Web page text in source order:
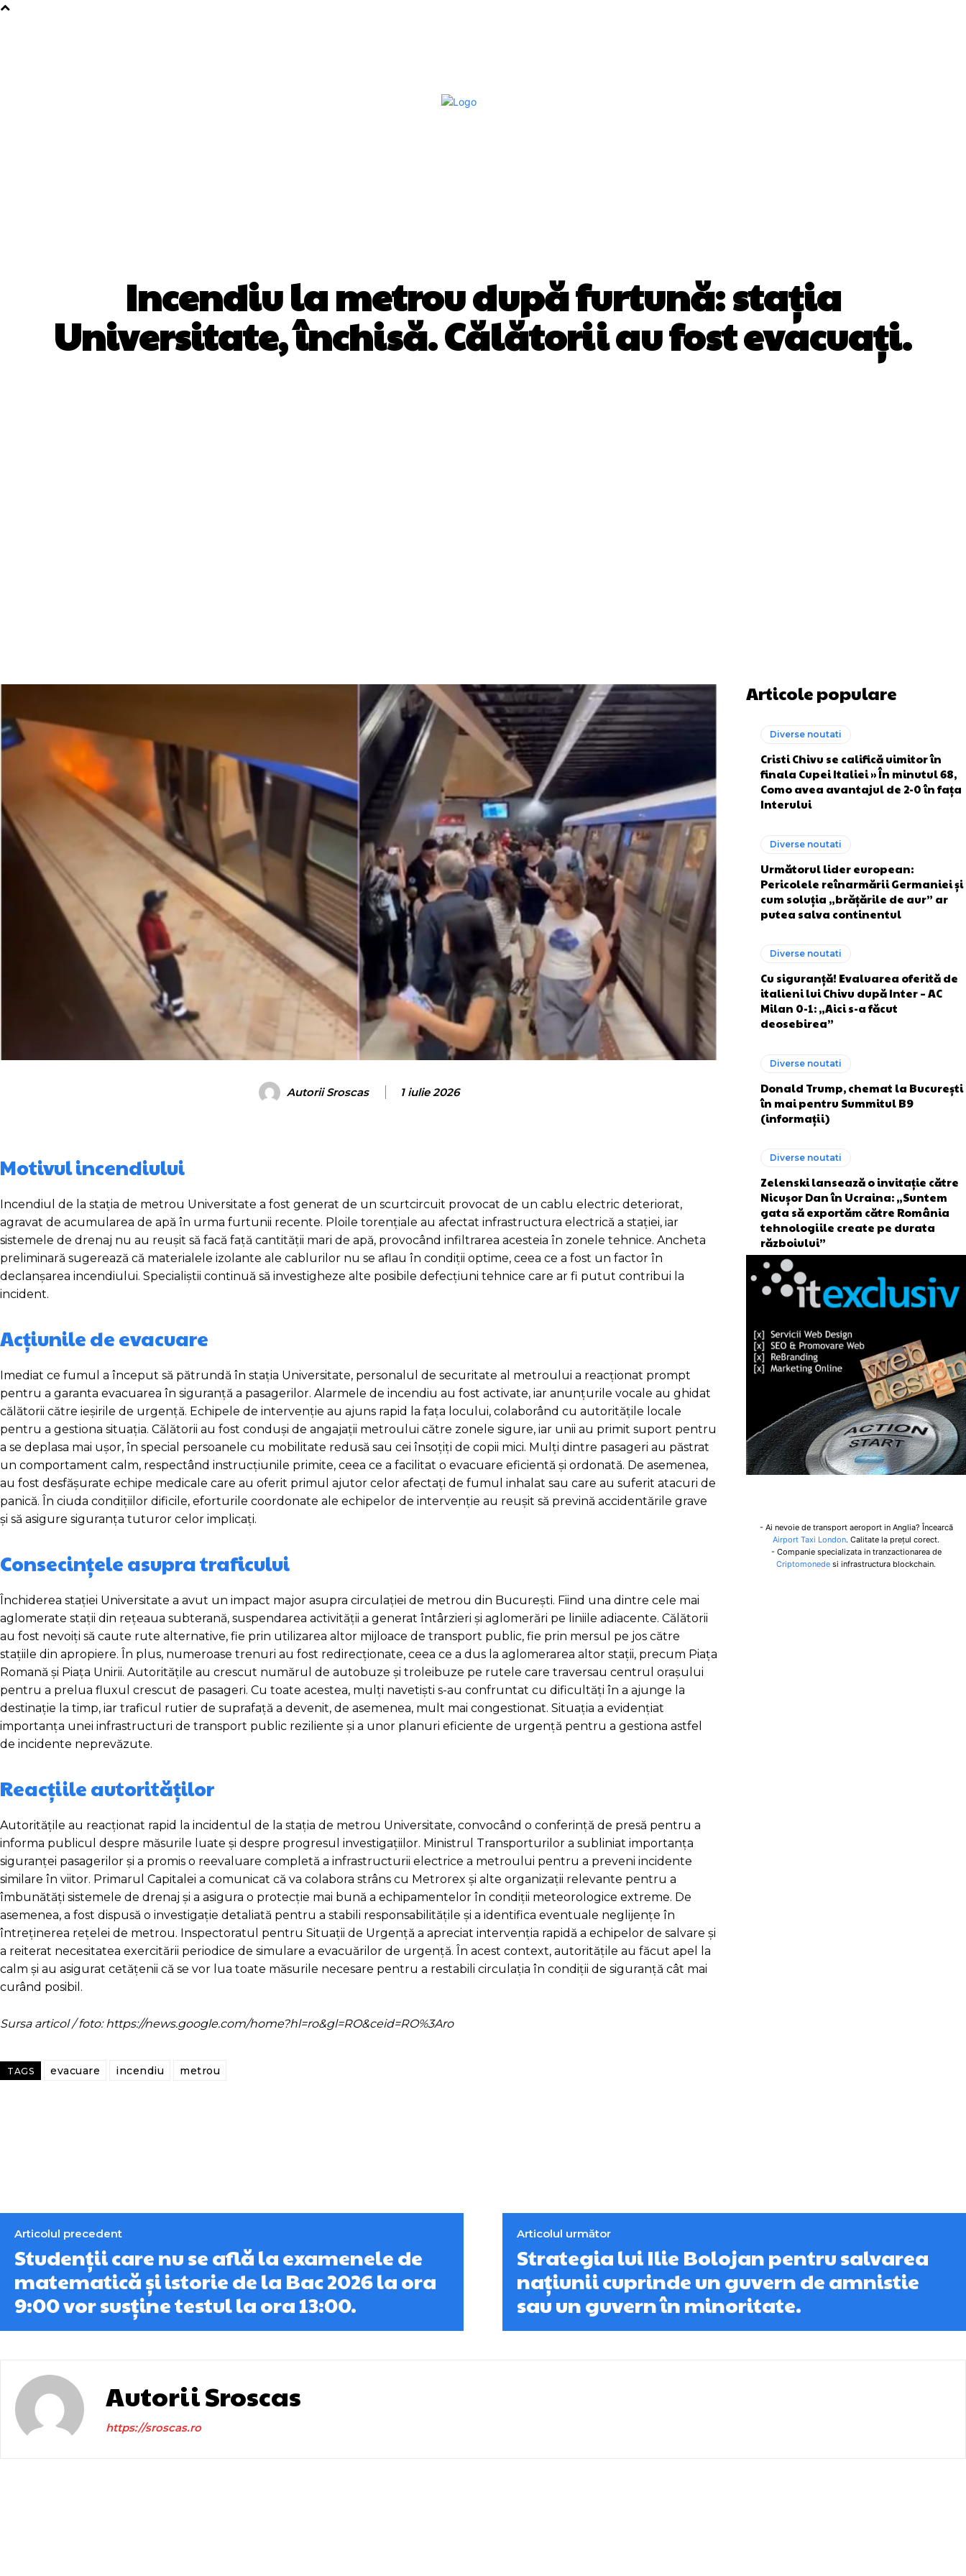
Incendiu la metrou după furtună: stația
Universitate, închisă. Călătorii au fost evacuați.
Autorii Sroscas 1 iulie 2026
Motivul incendiului
Incendiul de la stația de metrou Universitate a fost generat de un scurtcircuit provocat de un cablu electric deteriorat,
agravat de acumularea de apă în urma furtunii recente. Ploile torențiale au afectat infrastructura electrică a stației, iar
sistemele de drenaj nu au reușit să facă față cantității mari de apă, provocând infiltrarea acesteia în zonele tehnice. Ancheta
preliminară sugerează că materialele izolante ale cablurilor nu se aflau în condiții optime, ceea ce a fost un factor în
declanșarea incendiului. Specialiștii continuă să investigheze alte posibile defecțiuni tehnice care ar fi putut contribui la
incident.
Acțiunile de evacuare
Imediat ce fumul a început să pătrundă în stația Universitate, personalul de securitate al metroului a reacționat prompt
pentru a garanta evacuarea în siguranță a pasagerilor. Alarmele de incendiu au fost activate, iar anunțurile vocale au ghidat
călătorii către ieșirile de urgență. Echipele de intervenție au ajuns rapid la fața locului, colaborând cu autoritățile locale
pentru a gestiona situația. Călătorii au fost conduși de angajații metroului către zonele sigure, iar unii au primit suport pentru
a se deplasa mai ușor, în special persoanele cu mobilitate redusă sau cei însoțiți de copii mici. Mulți dintre pasageri au păstrat
un comportament calm, respectând instrucțiunile primite, ceea ce a facilitat o evacuare eficientă și ordonată. De asemenea,
au fost desfășurate echipe medicale care au oferit primul ajutor celor afectați de fumul inhalat sau care au suferit atacuri de
panică. În ciuda condițiilor dificile, eforturile coordonate ale echipelor de intervenție au reușit să prevină accidentările grave
și să asigure siguranța tuturor celor implicați.
Consecințele asupra traficului
Închiderea stației Universitate a avut un impact major asupra circulației de metrou din București. Fiind una dintre cele mai
aglomerate stații din rețeaua subterană, suspendarea activității a generat întârzieri și aglomerări pe liniile adiacente. Călătorii
au fost nevoiți să caute rute alternative, fie prin utilizarea altor mijloace de transport public, fie prin mersul pe jos către
stațiile din apropiere. În plus, numeroase trenuri au fost redirecționate, ceea ce a dus la aglomerarea altor stații, precum Piața
Romană și Piața Unirii. Autoritățile au crescut numărul de autobuze și troleibuze pe rutele care traversau centrul orașului
pentru a prelua fluxul crescut de pasageri. Cu toate acestea, mulți navetiști s-au confruntat cu dificultăți în a ajunge la
destinație la timp, iar traficul rutier de suprafață a devenit, de asemenea, mult mai congestionat. Situația a evidențiat
importanța unei infrastructuri de transport public reziliente și a unor planuri eficiente de urgență pentru a gestiona astfel
de incidente neprevăzute.
Reacțiile autorităților
Autoritățile au reacționat rapid la incidentul de la stația de metrou Universitate, convocând o conferință de presă pentru a
informa publicul despre măsurile luate și despre progresul investigațiilor. Ministrul Transporturilor a subliniat importanța
siguranței pasagerilor și a promis o reevaluare completă a infrastructurii electrice a metroului pentru a preveni incidente
similare în viitor. Primarul Capitalei a comunicat că va colabora strâns cu Metrorex și alte organizații relevante pentru a
îmbunătăți sistemele de drenaj și a asigura o protecție mai bună a echipamentelor în condiții meteorologice extreme. De
asemenea, a fost dispusă o investigație detaliată pentru a stabili responsabilitățile și a identifica eventuale neglijențe în
întreținerea rețelei de metrou. Inspectoratul pentru Situații de Urgență a apreciat intervenția rapidă a echipelor de salvare și
a reiterat necesitatea exercitării periodice de simulare a evacuărilor de urgență. În acest context, autoritățile au făcut apel la
calm și au asigurat cetățenii că se vor lua toate măsurile necesare pentru a restabili circulația în condiții de siguranță cât mai
curând posibil.
Sursa articol / foto: https://news.google.com/home?hl=ro&gl=RO&ceid=RO%3Aro
TAGS evacuare incendiu metrou
Articole populare
Diverse noutati
Cristi Chivu se califică uimitor în
finala Cupei Italiei » În minutul 68,
Como avea avantajul de 2-0 în fața
Interului
Diverse noutati
Următorul lider european:
Pericolele reînarmării Germaniei și
cum soluția „brățările de aur” ar
putea salva continentul
Diverse noutati
Cu siguranță! Evaluarea oferită de
italieni lui Chivu după Inter – AC
Milan 0-1: „Aici s-a făcut
deosebirea”
Diverse noutati
Donald Trump, chemat la București
în mai pentru Summitul B9
(informații)
Diverse noutati
Zelenski lansează o invitație către
Nicușor Dan în Ucraina: „Suntem
gata să exportăm către România
tehnologiile create pe durata
războiului”
- Ai nevoie de transport aeroport in Anglia? Încearcă
Airport Taxi London. Calitate la prețul corect.
- Companie specializata in tranzactionarea de
Criptomonede si infrastructura blockchain.
Articolul precedent
Studenții care nu se află la examenele de
matematică și istorie de la Bac 2026 la ora
9:00 vor susține testul la ora 13:00.
Articolul următor
Strategia lui Ilie Bolojan pentru salvarea
națiunii cuprinde un guvern de amnistie
sau un guvern în minoritate.
Autorii Sroscas
https://sroscas.ro